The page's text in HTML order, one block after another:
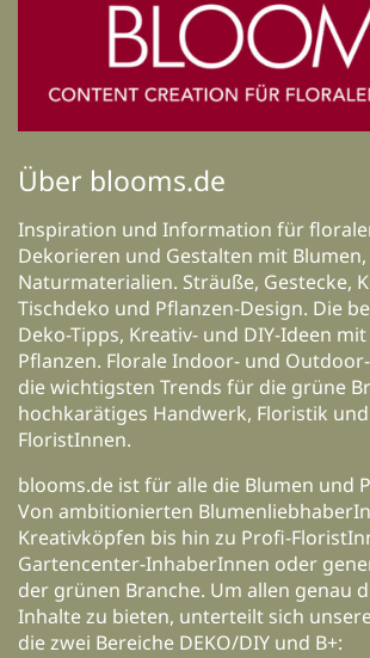
Über blooms.de
Inspiration und Information für
Dekorieren und Gestalten mit
Naturmaterialien. Sträuße, Gestecke,
Tischdeko und Pflanzen-Design. Die
Deko-Tipps, Kreativ- und DIY-Ideen
Pflanzen. Florale Indoor- und
die wichtigsten Trends für die grüne
hochkarätiges Handwerk, Floristik
FloristInnen.
blooms.de ist für alle die Blumen und
Von ambitionierten
Kreativköpfen bis hin zu Profi-
Gartencenter-InhaberInnen oder
der grünen Branche. Um allen genau
Inhalte zu bieten, unterteilt sich
die zwei Bereiche DEKO/DIY und B+: